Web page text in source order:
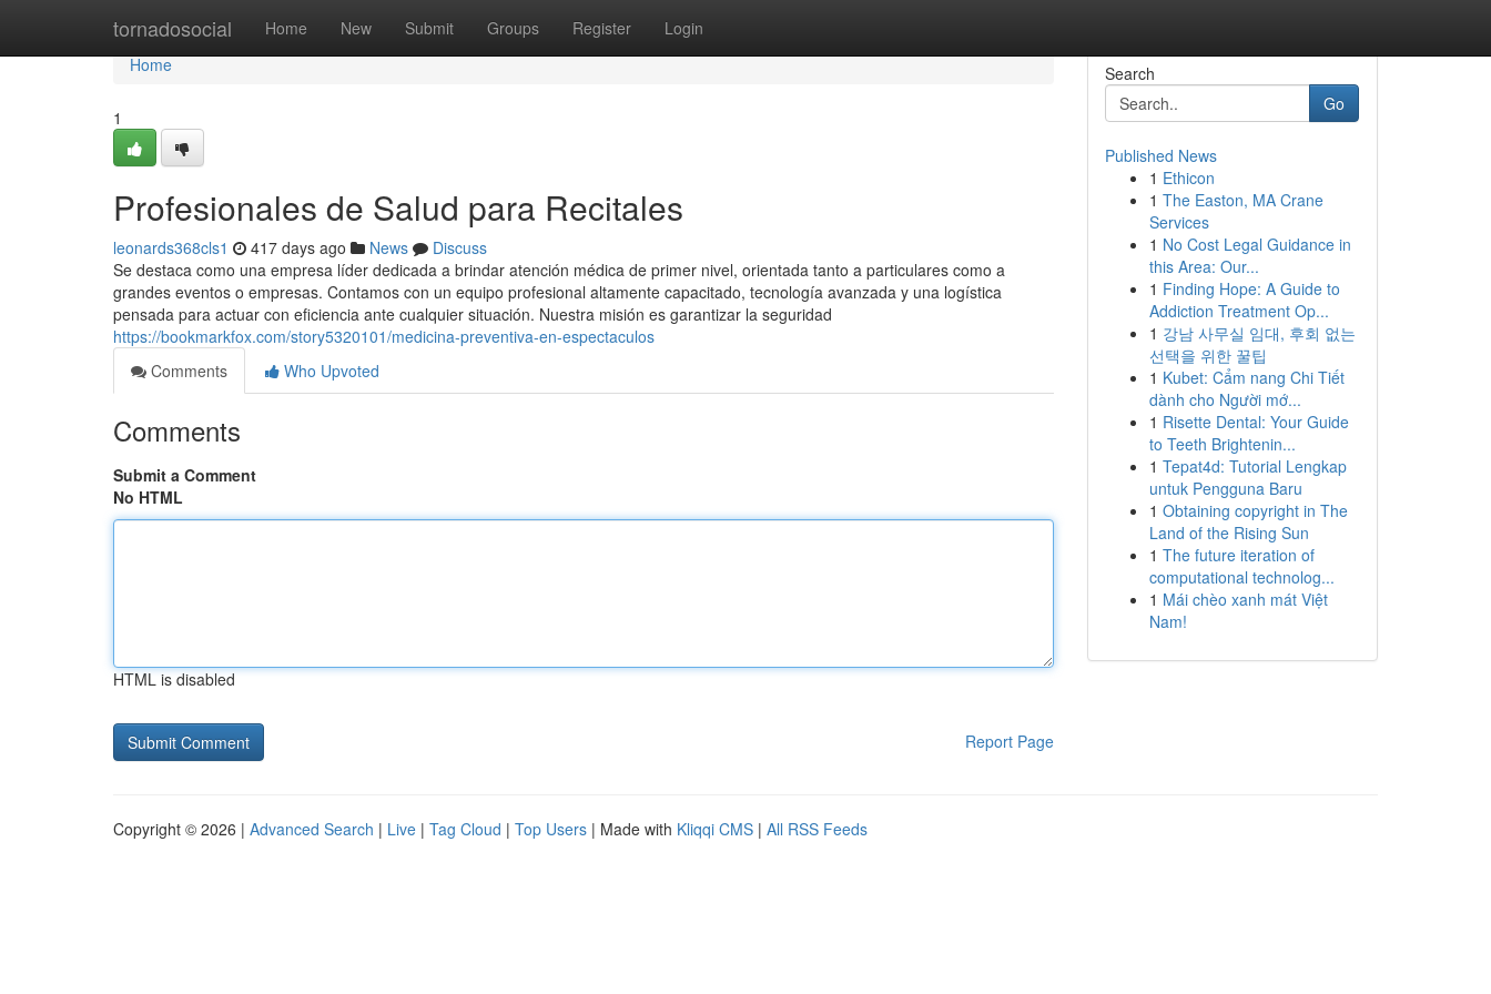
tornadosocial Home New Submit Groups Register Login
Home
Home
1
Profesionales de Salud para Recitales
leonards368cls1 417 days ago News
Discuss
Se destaca como una empresa líder dedicada a brindar atención médica de primer nivel, orientada tanto a particulares como a
grandes eventos o empresas. Contamos con un equipo profesional altamente capacitado, tecnología avanzada y una logística
pensada para actuar con eficiencia ante cualquier situación. Nuestra misión es garantizar la seguridad
https://bookmarkfox.com/story5320101/medicina-preventiva-en-espectaculos
Comments
Who Upvoted
Comments
Submit a Comment
No HTML
HTML is disabled
Report Page
Search
Go
Published News
1 Ethicon
1 The Easton, MA Crane
Services
1 No Cost Legal Guidance in
this Area: Our...
1 Finding Hope: A Guide to
Addiction Treatment Op...
1 강남 사무실 임대, 후회 없는
선택을 위한 꿀팁
1 Kubet: Cẩm nang Chi Tiết
dành cho Người mớ...
1 Risette Dental: Your Guide
to Teeth Brightenin...
1 Tepat4d: Tutorial Lengkap
untuk Pengguna Baru
1 Obtaining copyright in The
Land of the Rising Sun
1 The future iteration of
computational technolog...
1 Mái chèo xanh mát Việt
Nam!
Copyright © 2026 | Advanced Search | Live | Tag Cloud | Top Users | Made with Kliqqi CMS | All RSS Feeds